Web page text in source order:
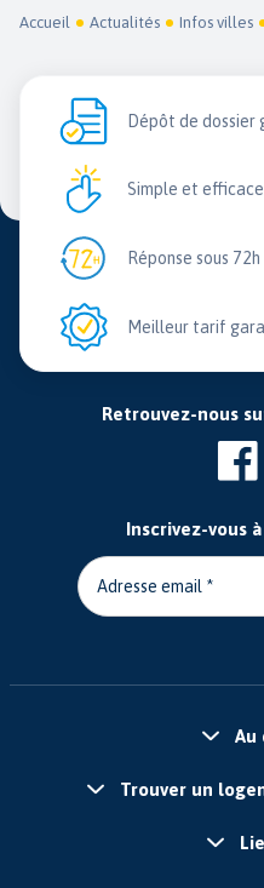
Accueil Actualités Infos villes
Dépôt de dossier
Simple et efficace
Réponse sous 72h
Meilleur tarif
Retrouvez-nous
Inscrivez-vous
Adresse email
Au
Trouver un